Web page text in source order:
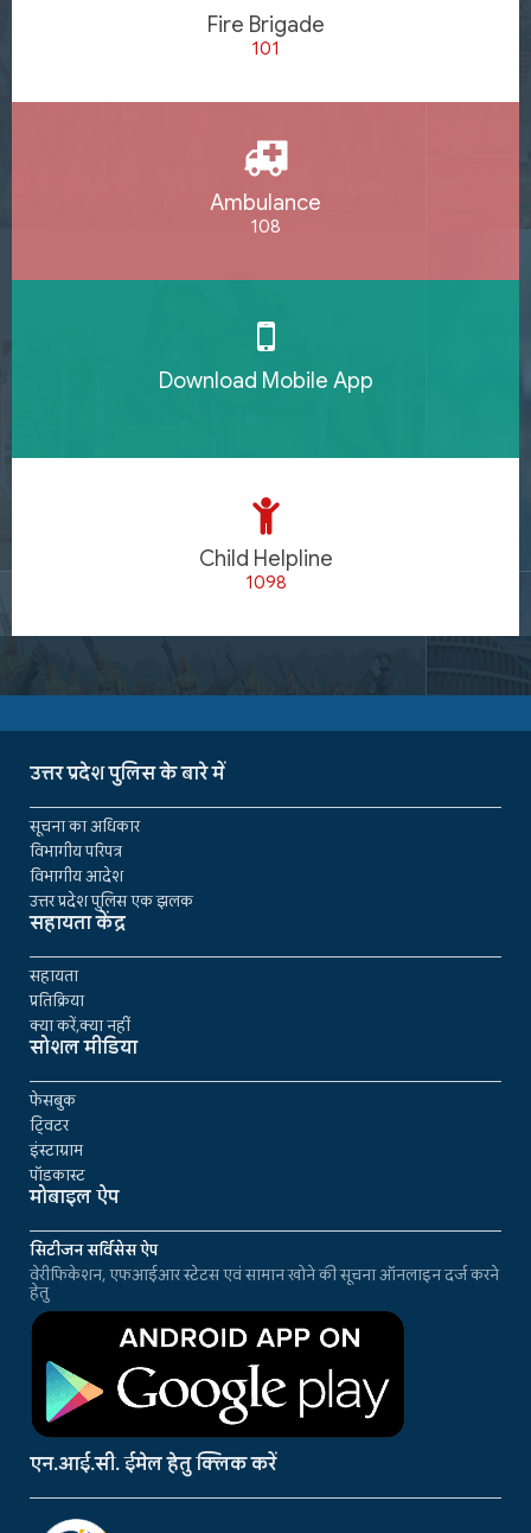
Fire Brigade
101
Ambulance
108
Download Mobile App
Child Helpline
1098
उत्तर प्रदेश पुलिस के बारे में
सूचना का अधिकार
विभागीय परिपत्र
विभागीय आदेश
उत्तर प्रदेश पुलिस एक झलक
सहायता केंद्र
सहायता
प्रतिक्रिया
क्या करें,क्या नहीं
सोशल मीडिया
फेसबुक
ट्विटर
इंस्टाग्राम
पॉडकास्ट
मोबाइल ऐप
सिटीजन सर्विसेस ऐप
वेरीफिकेशन, एफआईआर स्टेटस एवं सामान खोने की सूचना ऑनलाइन दर्ज करने
हेतु
एन.आई.सी. ईमेल हेतु क्लिक करें